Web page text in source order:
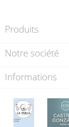
Produits
Notre société
Informations